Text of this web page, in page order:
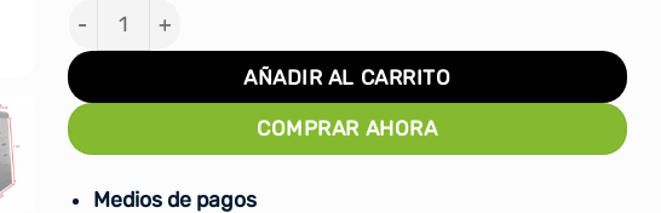
TABURETE DE MADERA - 6 CUERPOS cantidad
AÑADIR AL CARRITO
COMPRAR AHORA
Medios de pagos